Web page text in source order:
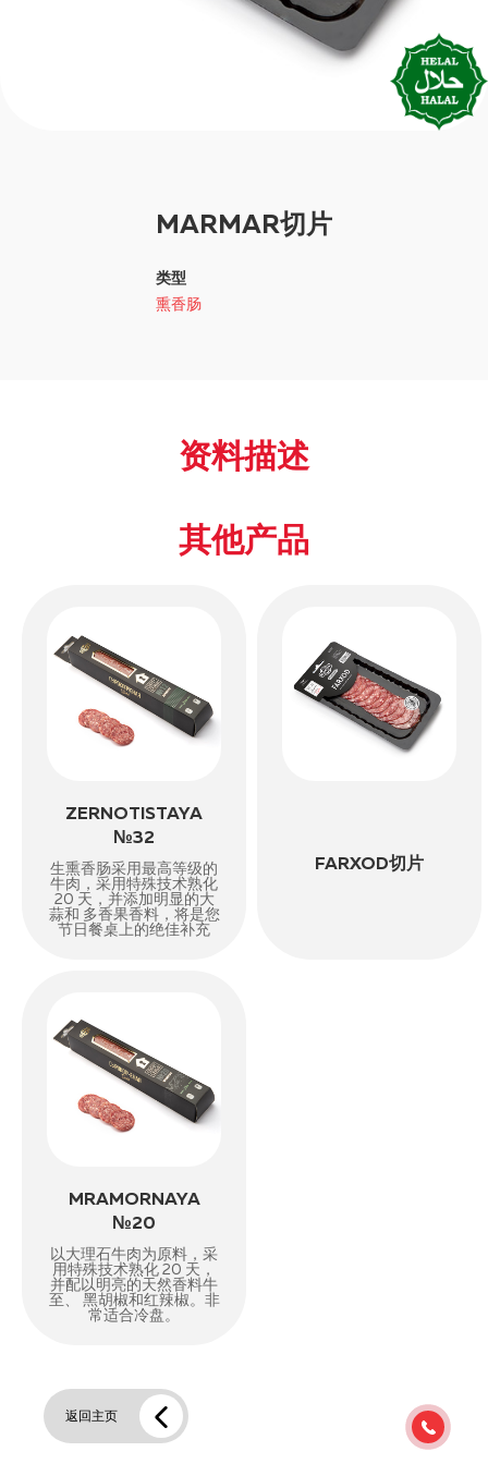
MARMAR切片
类型
熏香肠
资料描述
其他产品
ZERNOTISTAYA
№32
生熏香肠采用最高等级的
牛肉，采用特殊技术熟化
20 天，并添加明显的大
蒜和 多香果香料，将是您
节日餐桌上的绝佳补充
FARXOD切片
MRAMORNAYA
№20
以大理石牛肉为原料，采
用特殊技术熟化 20 天，
并配以明亮的天然香料牛
至、 黑胡椒和红辣椒。非
常适合冷盘。
返回主页